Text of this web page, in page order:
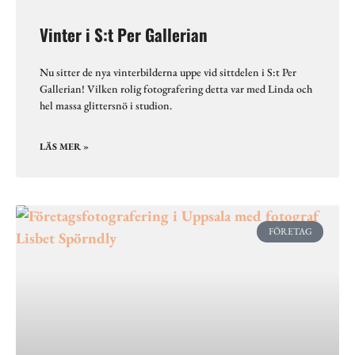
Vinter i S:t Per Gallerian
Nu sitter de nya vinterbilderna uppe vid sittdelen i S:t Per
Gallerian! Vilken rolig fotografering detta var med Linda och
hel massa glittersnö i studion.
LÄS MER »
FÖRETAG